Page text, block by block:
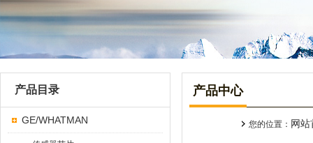
产品目录
GE/WHATMAN
产品中心
您的位置： 网站